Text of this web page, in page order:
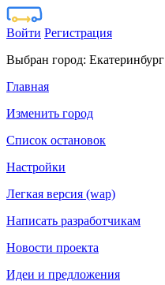
Войти Регистрация
Выбран город: Екатеринбург
Главная
Изменить город
Список остановок
Настройки
Легкая версия (wap)
Написать разработчикам
Новости проекта
Идеи и предложения